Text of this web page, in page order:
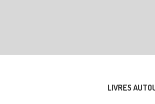
LIVRES